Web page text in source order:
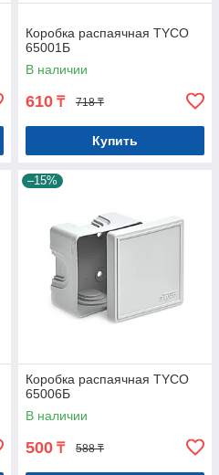
Коробка распаячная TYCO
65001Б
В наличии
610 ₸ 718 ₸
Купить
–15%
Коробка распаячная TYCO
65006Б
В наличии
500 ₸ 588 ₸